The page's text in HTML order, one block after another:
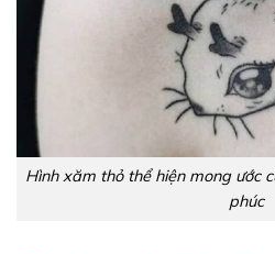
Hình xăm thỏ thể hiện mong ước
phúc